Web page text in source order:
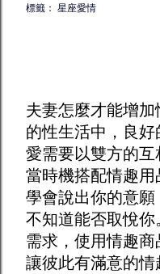
標籤： 星座愛情
夫妻怎麼才能增加
的性生活中，良
愛需要以雙方的
當時機搭配情趣用
學會說出你的意
不知道能否取悅
需求，使用情趣商
讓彼此有滿意的情